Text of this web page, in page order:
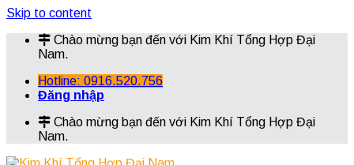
Skip to content
Chào mừng bạn đến với Kim Khí Tổng Hợp Đại
Nam.
Hotline: 0916.520.756
Đăng nhập
Chào mừng bạn đến với Kim Khí Tổng Hợp Đại
Nam.